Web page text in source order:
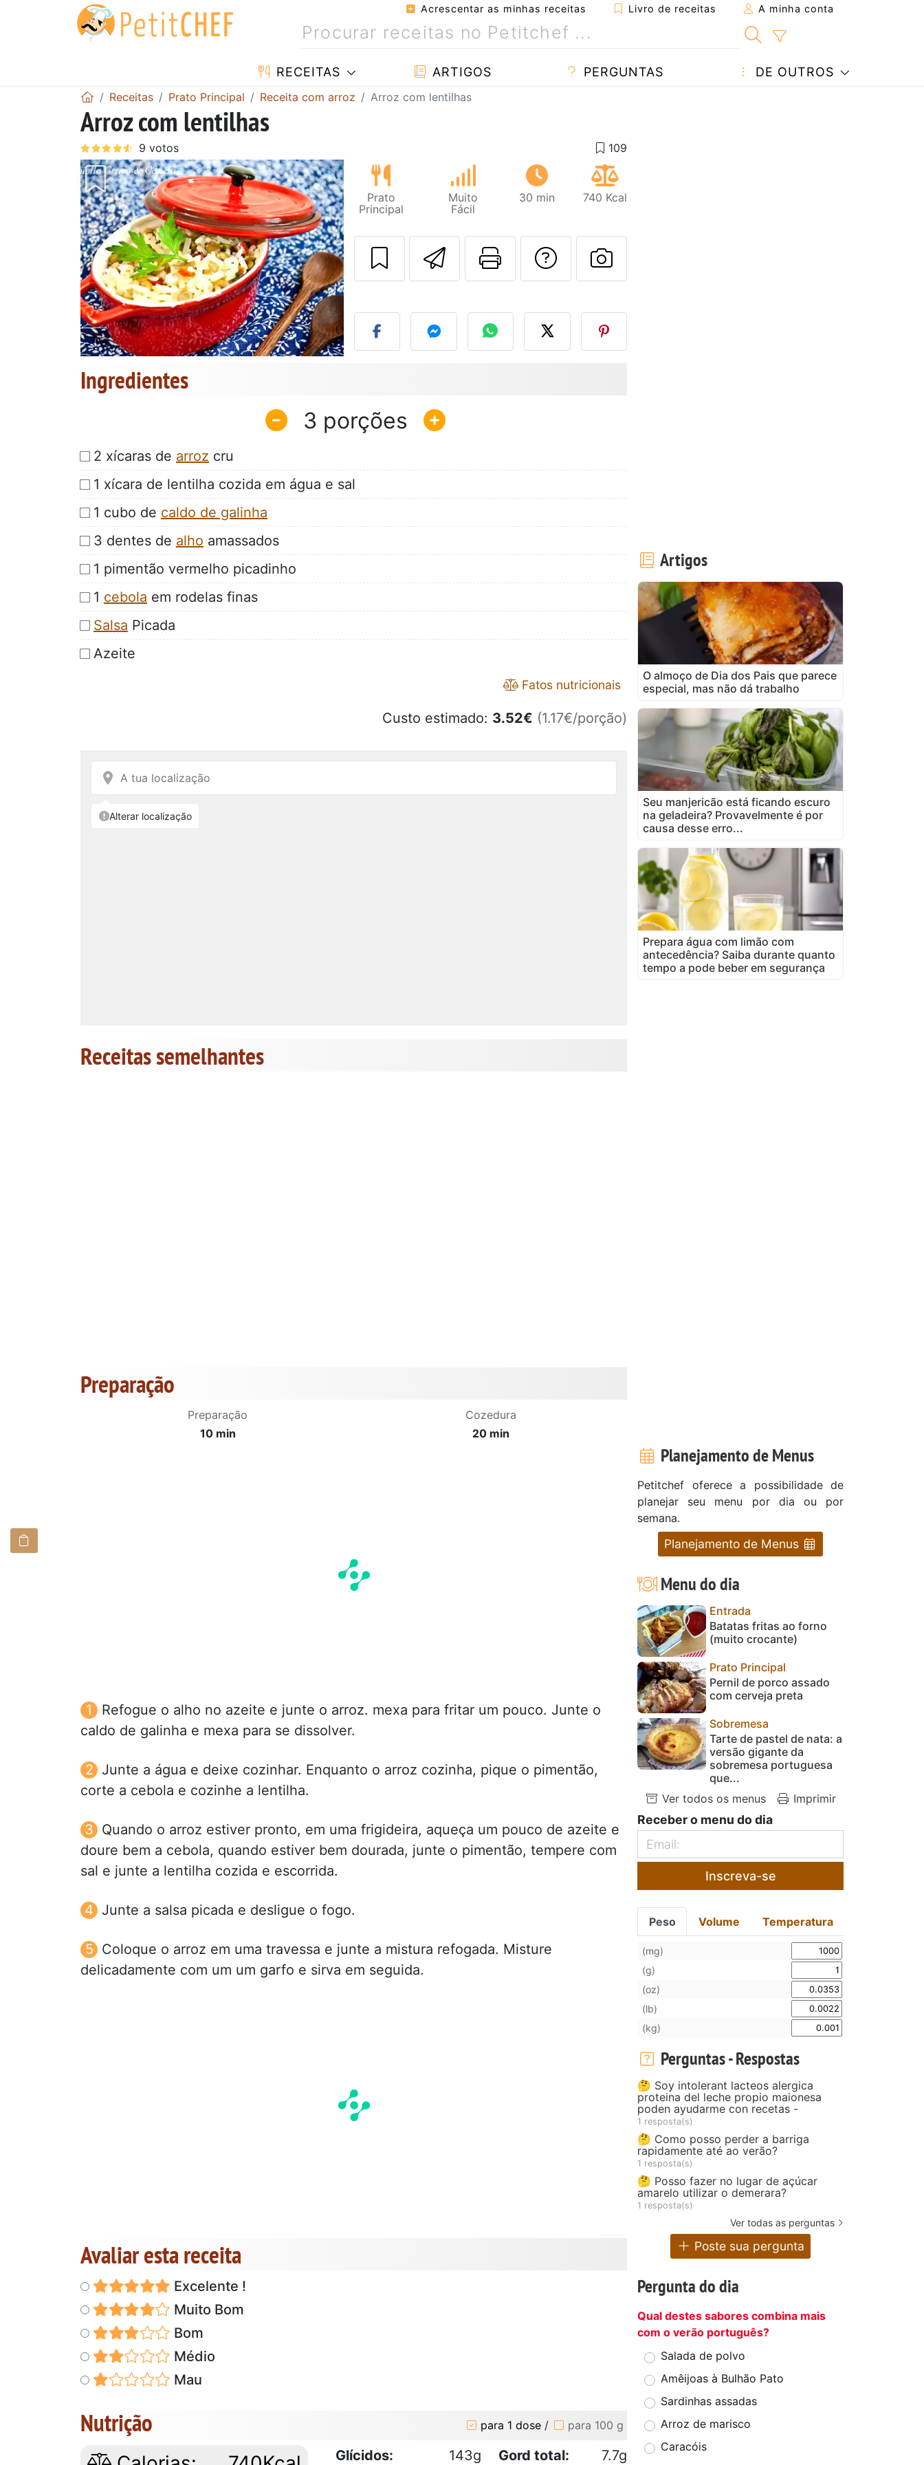
Acrescentar as minhas receitas Livro de receitas A minha conta
RECEITAS ARTIGOS PERGUNTAS DE OUTROS
Receitas Prato Principal Receita com arroz Arroz com lentilhas
Arroz com lentilhas
Prato
Principal
Muito
Fácil
30 min 740 Kcal
Enviar esta receita a um amigo
Imprima esta página
Falar com o autor da receita
Fez esta receita? Compartilhe
Ingredientes
3
2 xícaras de arroz cru
1 xícara de lentilha cozida em água e sal
1 cubo de caldo de galinha
3 dentes de alho amassados
1 pimentão vermelho picadinho
1 cebola em rodelas finas
Salsa Picada
Azeite
Fatos nutricionais
Custo estimado: 3.52€ (1.17€/porção)
Receitas semelhantes
Preparação
Preparação
10 min
Cozedura
20 min
Refogue o alho no azeite e junte o arroz. mexa para fritar um pouco. Junte o
caldo de galinha e mexa para se dissolver.
Junte a água e deixe cozinhar. Enquanto o arroz cozinha, pique o pimentão,
corte a cebola e cozinhe a lentilha.
Quando o arroz estiver pronto, em uma frigideira, aqueça um pouco de azeite e
doure bem a cebola, quando estiver bem dourada, junte o pimentão, tempere com
sal e junte a lentilha cozida e escorrida.
Junte a salsa picada e desligue o fogo.
Coloque o arroz em uma travessa e junte a mistura refogada. Misture
delicadamente com um um garfo e sirva em seguida.
Avaliar esta receita
Excelente !
Muito Bom
Bom
Médio
Mau
Nutrição para 1 dose / para 100 g
Glícidos: 143g Gord total: 7.7g
Artigos
O almoço de Dia dos Pais que parece
especial, mas não dá trabalho
Seu manjericão está ficando escuro
na geladeira? Provavelmente é por
causa desse erro...
Prepara água com limão com
antecedência? Saiba durante quanto
tempo a pode beber em segurança
Planejamento de Menus
Petitchef oferece a possibilidade de
planejar seu menu por dia ou por
semana.
Planejamento de Menus
Menu do dia
Entrada
Batatas fritas ao forno
(muito crocante)
Prato Principal
Pernil de porco assado
com cerveja preta
Sobremesa
Tarte de pastel de nata: a
versão gigante da
sobremesa portuguesa
que...
Ver todos os menus
Imprimir
Receber o menu do dia
Inscreva-se
Peso Volume Temperatura
(mg)
(g)
(oz)
(lb)
(kg)
Perguntas - Respostas
🤔 Soy intolerant lacteos alergica
proteina del leche propio maionesa
poden ayudarme con recetas -
1 resposta(s)
🤔 Como posso perder a barriga
rapidamente até ao verão?
1 resposta(s)
🤔 Posso fazer no lugar de açúcar
amarelo utilizar o demerara?
1 resposta(s)
Ver todas as perguntas
Poste sua pergunta
Pergunta do dia
Qual destes sabores combina mais
com o verão português?
Salada de polvo
Amêijoas à Bulhão Pato
Sardinhas assadas
Arroz de marisco
Caracóis